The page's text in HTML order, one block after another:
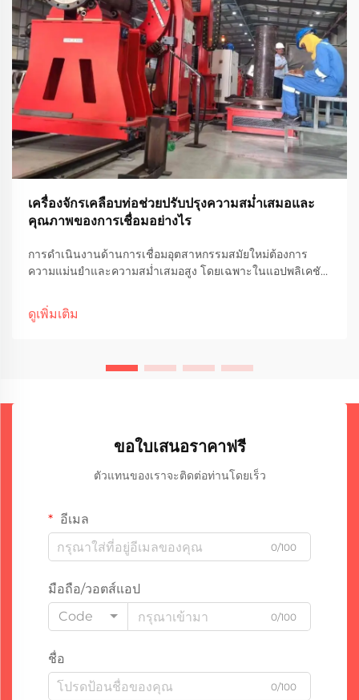
เครื่องจักรเคลือบท่อช่วยปรับปรุงความสม่ำเสมอและ
คุณภาพของการเชื่อมอย่างไร
การดำเนินงานด้านการเชื่อมอุตสาหกรรมสมัยใหม่ต้องการ
ความแม่นยำและความสม่ำเสมอสูง โดยเฉพาะในแอปพลิเคชัน
พิเศษ เครื่องจักรเคลือบท่อได้กลายเป็นโซลูชันปฏิวัติวงการที่
ช่วย...
ดูเพิ่มเติม
ขอใบเสนอราคาฟรี
ตัวแทนของเราจะติดต่อท่านโดยเร็ว
อีเมล
0/100
มือถือ/วอตส์แอป
Code
0/100
ชื่อ
0/100